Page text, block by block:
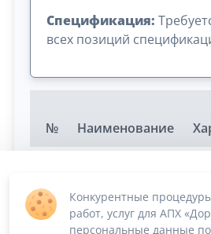
Спецификация:
всех позиций
№ Наименование
1
поколение
Автобус 8+1
Конкурентные
работ, услуг для АПХ
персональные данные